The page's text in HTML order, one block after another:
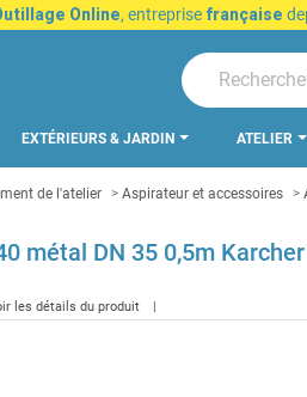
Online, entreprise française
EXTÉRIEURS & JARDIN ATELIER
de l'atelier Aspirateur et accessoires
métal DN 35 0,5m Karcher
les détails du produit